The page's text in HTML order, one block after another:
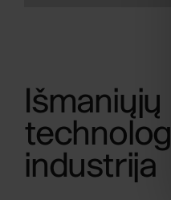
Išmaniųjų
industrija